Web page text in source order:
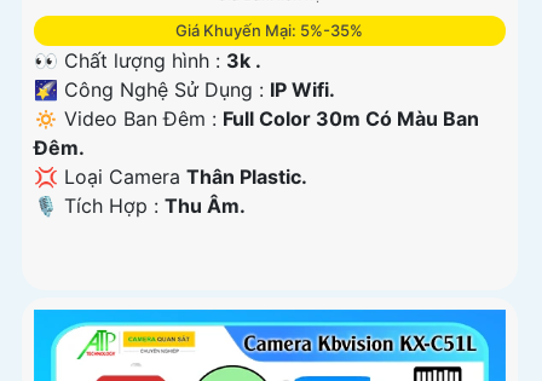
Giá Khuyến Mại: 5%-35%
👀 Chất lượng hình : 3k .
🌠 Công Nghệ Sử Dụng : IP Wifi.
🔅 Video Ban Đêm : Full Color 30m Có Màu Ban
Ðêm.
💢 Loại Camera Thân Plastic.
️🎙 Tích Hợp : Thu Âm.